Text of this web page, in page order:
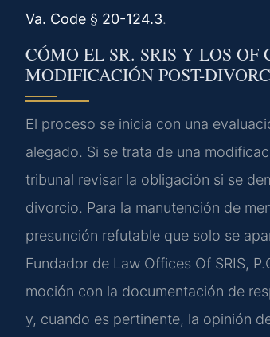
Va. Code § 20-124.3.
CÓMO EL SR. SRIS Y LOS OF
MODIFICACIÓN POST-
El proceso se inicia con una
alegado. Si se trata de una
tribunal revisar la obligación si se
divorcio. Para la manutención de
presunción refutable que solo se
Fundador de Law Offices Of SRIS,
moción con la documentación de
y, cuando es pertinente, la opinión